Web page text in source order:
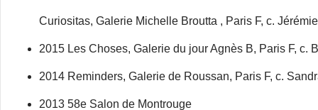
Curiositas, Galerie Michelle Broutta , Paris F, c.
2015 Les Choses, Galerie du jour Agnès B, Paris F, c.
2014 Reminders, Galerie de Roussan, Paris F, c.
2013 58e Salon de Montrouge